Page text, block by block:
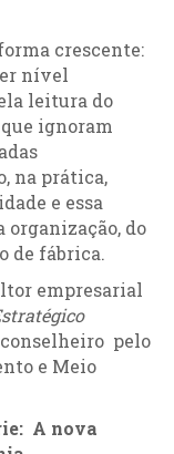
crescente:
nível
leitura do
ignoram
na prática,
e essa
organização, do
de fábrica.
empresarial
conselheiro pelo
e Meio
A nova